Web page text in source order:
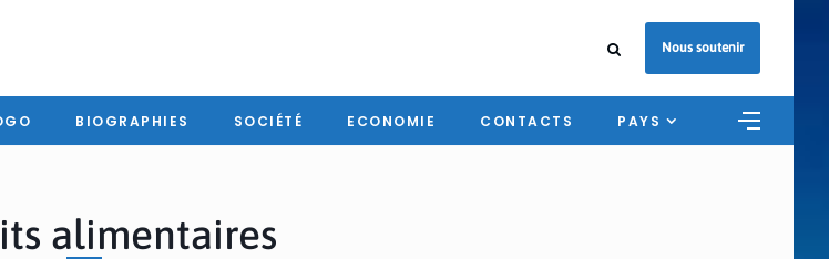
Nous soutenir
BIOGRAPHIES SOCIÉTÉ ECONOMIE CONTACTS PAYS
alimentaires